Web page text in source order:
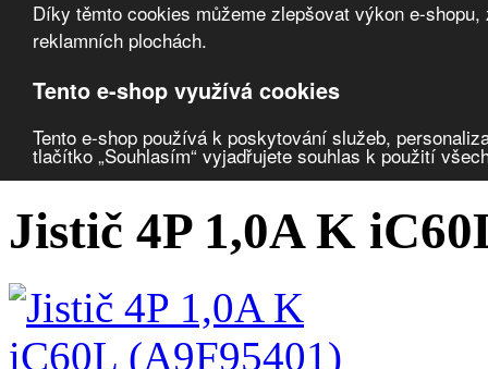
Díky těmto cookies můžeme zlepšovat výkon e-
reklamních plochách.
Tento e-shop využívá cookies
Tento e-shop používá k poskytování služeb,
tlačítko „Souhlasím“ vyjadřujete souhlas k použití
Zvolte měnu:
Přihlásit uživatele
Porovnat produkty 0
Úvod Jištění a ochrana jističe modulární jističe
Jistič 4P 1,0A K